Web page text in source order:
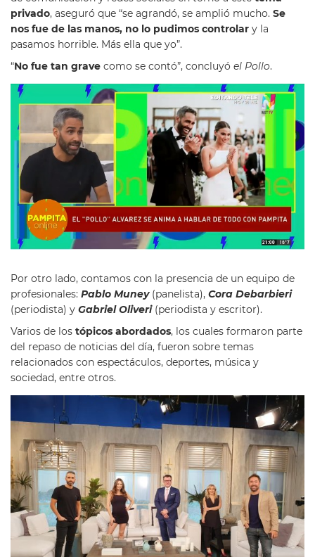
privado, aseguró que “se agrandó, se amplió mucho. Se
nos fue de las manos, no lo pudimos controlar y la
pasamos horrible. Más ella que yo”.
“No fue tan grave como se contó”, concluyó el Pollo.
Por otro lado, contamos con la presencia de un equipo de
profesionales: Pablo Muney (panelista), Cora Debarbieri
(periodista) y Gabriel Oliveri (periodista y escritor).
Varios de los tópicos abordados, los cuales formaron parte
del repaso de noticias del día, fueron sobre temas
relacionados con espectáculos, deportes, música y
sociedad, entre otros.